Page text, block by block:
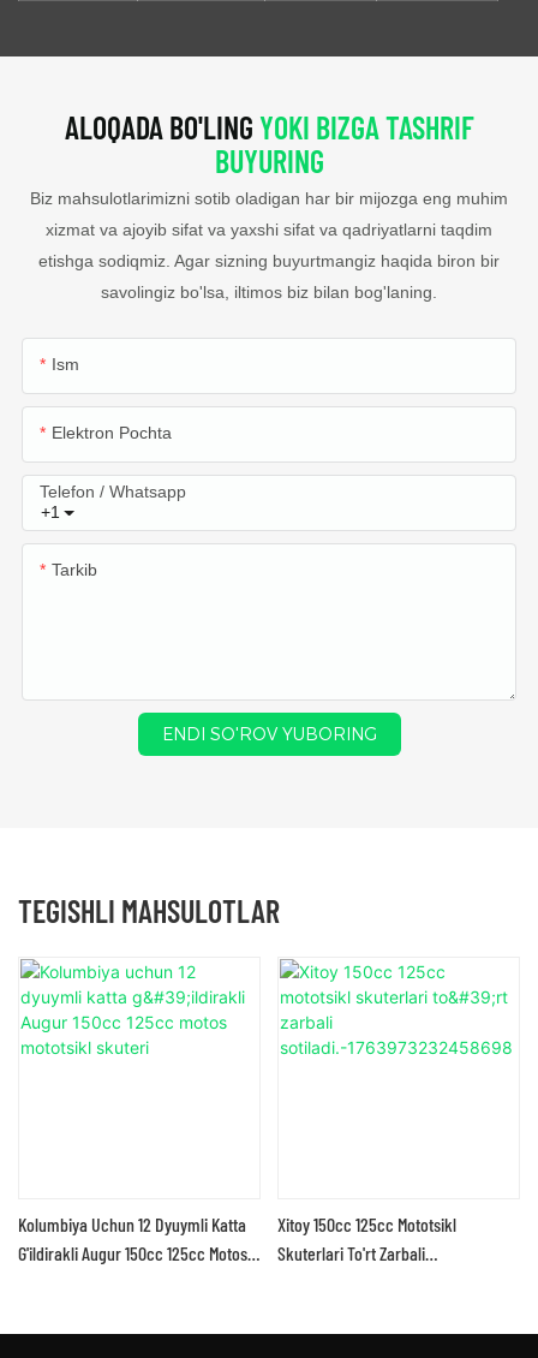
ALOQADA BO'LINGYOKI BIZGA TASHRIF
BUYURING
Biz mahsulotlarimizni sotib oladigan har bir mijozga eng muhim
xizmat va ajoyib sifat va yaxshi sifat va qadriyatlarni taqdim
etishga sodiqmiz. Agar sizning buyurtmangiz haqida biron bir
savolingiz bo'lsa, iltimos biz bilan bog'laning.
Ism
Elektron Pochta
+1
Telefon / Whatsapp
Tarkib
ENDI SO'ROV YUBORING
TEGISHLI MAHSULOTLAR
Kolumbiya Uchun 12 Dyuymli Katta
G'ildirakli Augur 150cc 125cc Motos
Xitoy 150cc 125cc Mototsikl
Skuterlari To'rt Zarbali